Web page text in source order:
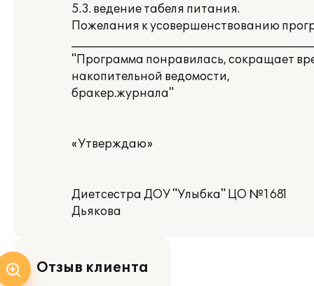
5.3. ведение табеля питания.
Пожелания к усовершенствованию
"Программа понравилась, сокращает
накопительной ведомости,
бракер.журнала"
«Утверждаю»
Диетсестра ДОУ "Улыбка" ЦО №1681
Дьякова
Отзыв клиента